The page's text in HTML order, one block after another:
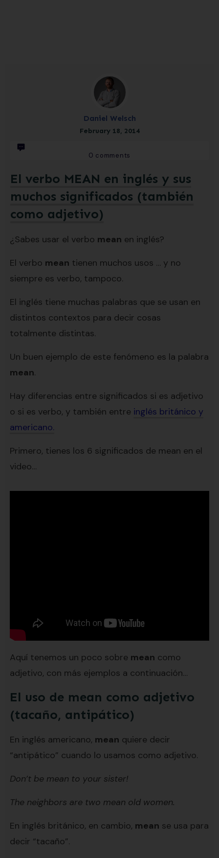
Daniel Welsch
February 18, 2014
0 comments
El verbo MEAN en inglés y sus
muchos significados (también
como adjetivo)
¿Sabes usar el verbo mean en inglés?
El verbo mean tienen muchos usos … y no
siempre es verbo, tampoco.
El inglés tiene muchas palabras que se usan en
distintos contextos para decir cosas
totalmente distintas.
Un buen ejemplo de este fenómeno es la palabra
mean.
Hay diferencias entre significados si es adjetivo
o si es verbo, y también entre inglés británico y
americano.
Primero, tienes los 6 significados de mean en el
video…
Aquí tenemos un poco sobre mean como
adjetivo, con más ejemplos a continuación…
El uso de mean como adjetivo
(tacaño, antipático)
En inglés americano, mean quiere decir
“antipático” cuando lo usamos como adjetivo.
Don’t be mean to your sister!
The neighbors are two mean old women.
En inglés británico, en cambio, mean se usa para
decir “tacaño”.